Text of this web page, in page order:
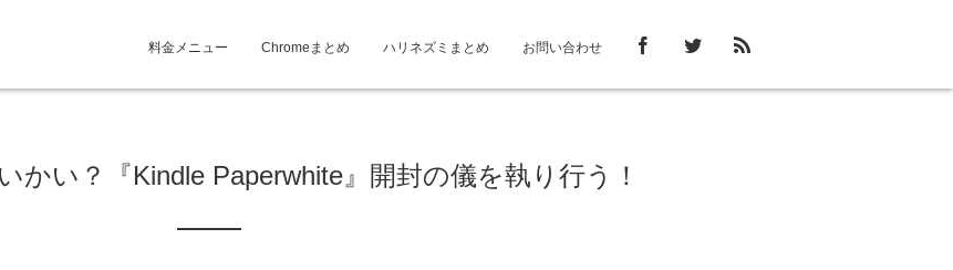
料金メニュー Chromeまとめ ハリネズミまとめ お問い合わせ
かい？『Kindle Paperwhite』開封の儀を執り行う！